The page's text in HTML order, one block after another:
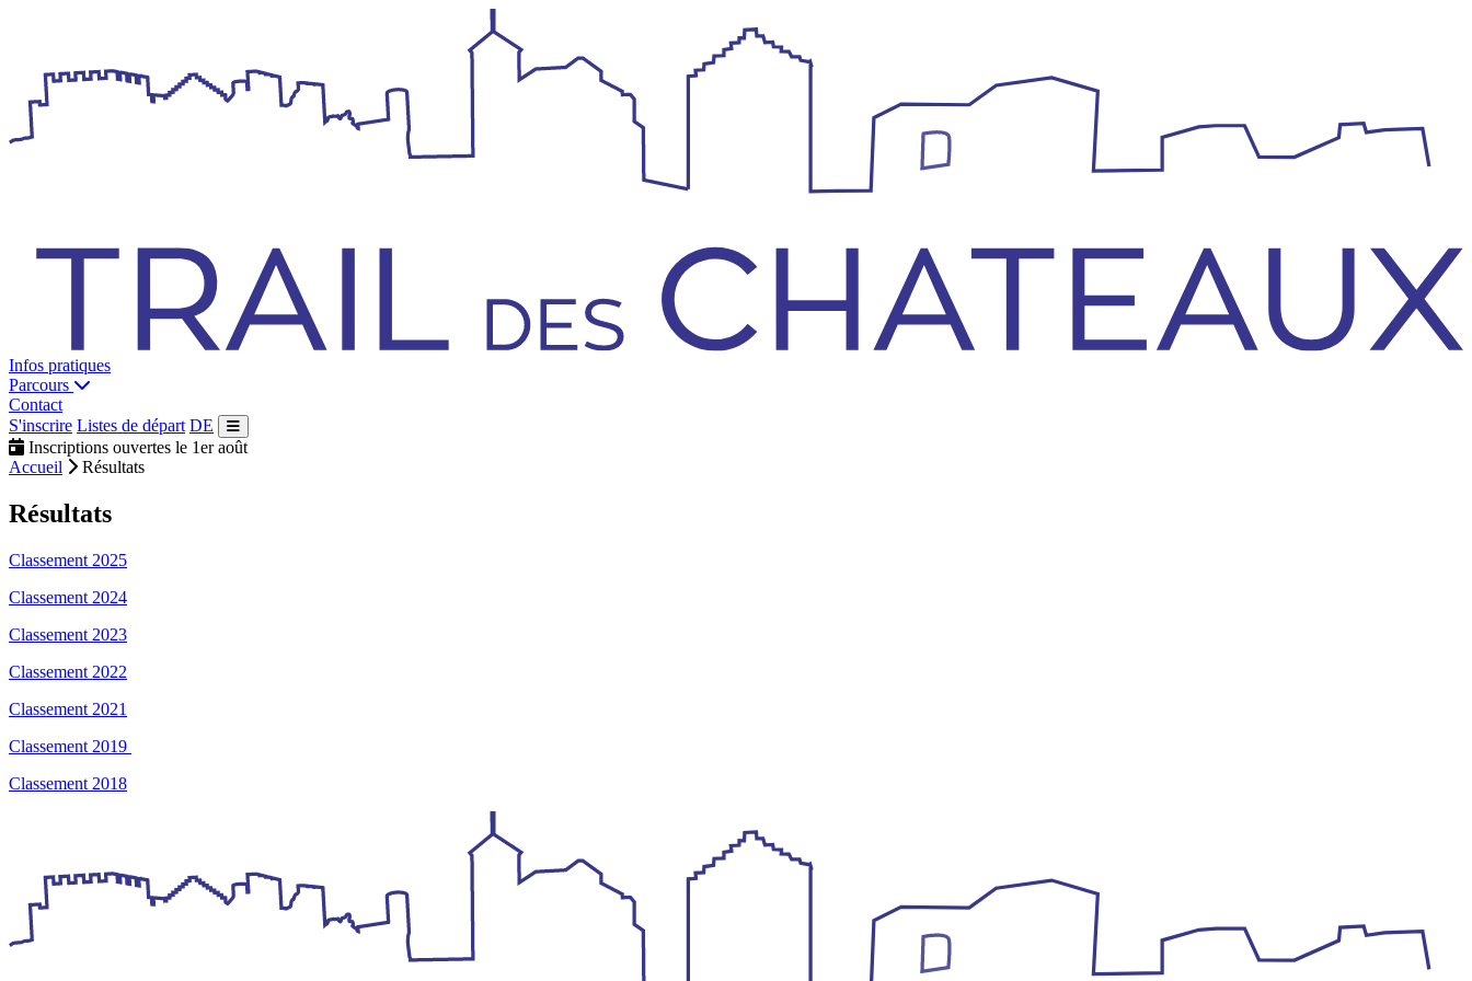
Infos pratiques
Parcours
Contact
S'inscrire Listes de départ DE
Inscriptions ouvertes le 1er août
Accueil
Résultats
Résultats
Classement 2025
Classement 2024
Classement 2023
Classement 2022
Classement 2021
Classement 2019
Classement 2018